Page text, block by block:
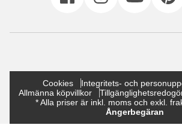
Cookies
Integritets- och
Allmänna köpvillkor
* Alla priser är inkl. moms och exkl.
Ångerbegäran